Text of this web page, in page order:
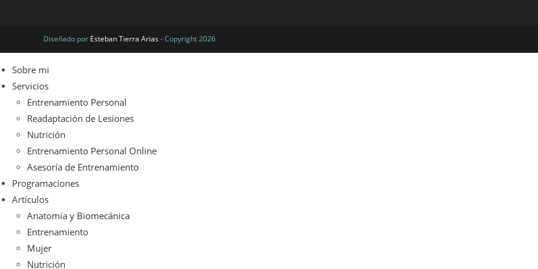
Diseñado por Esteban Tierra Arias- Copyright 2026
Sobre mi
Servicios
Entrenamiento Personal
Readaptación de Lesiones
Nutrición
Entrenamiento Personal Online
Asesoría de Entrenamiento
Programaciones
Artículos
Anatomía y Biomecánica
Entrenamiento
Mujer
Nutrición